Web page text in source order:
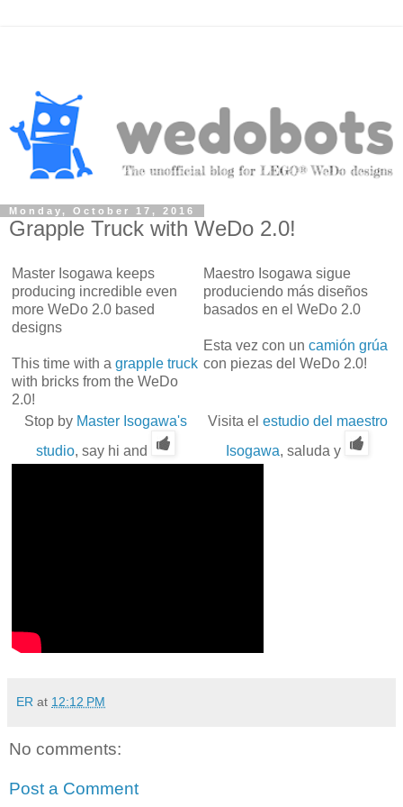
Monday, October 17, 2016
Grapple Truck with WeDo 2.0!
Master Isogawa keeps
producing incredible even
more WeDo 2.0 based
designs
This time with a grapple truck
with bricks from the WeDo
2.0!
Maestro Isogawa sigue
produciendo más diseños
basados en el WeDo 2.0
Esta vez con un camión grúa
con piezas del WeDo 2.0!
Stop by Master Isogawa's
studio, say hi and
Visita el estudio del maestro
Isogawa, saluda y
ER at 12:12 PM
No comments:
Post a Comment